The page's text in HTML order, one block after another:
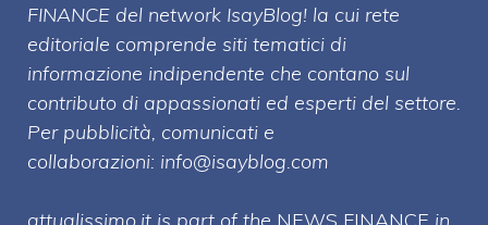
FINANCE del network IsayBlog! la cui rete
editoriale comprende siti tematici di
informazione indipendente che contano sul
contributo di appassionati ed esperti del settore.
Per pubblicità, comunicati e
collaborazioni: info@isayblog.com